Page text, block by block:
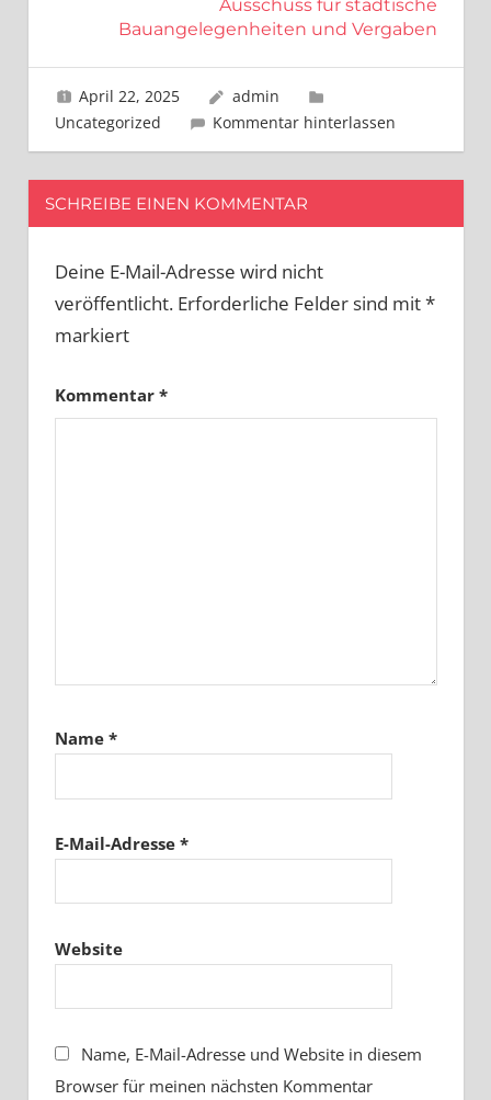
Ausschuss für städtische
Bauangelegenheiten und Vergaben
April 22, 2025
admin
Uncategorized
Kommentar hinterlassen
SCHREIBE EINEN KOMMENTAR
Deine E-Mail-Adresse wird nicht
veröffentlicht. Erforderliche Felder sind mit*
markiert
Kommentar *
Name *
E-Mail-Adresse *
Website
Name, E-Mail-Adresse und Website in diesem
Browser für meinen nächsten Kommentar